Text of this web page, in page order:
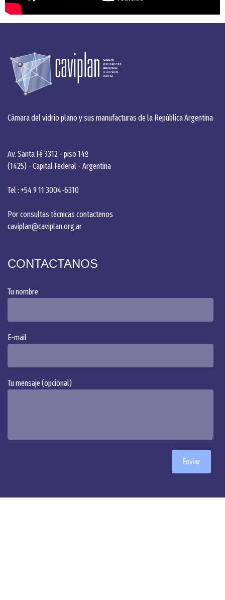
Cámara del vidrio plano y sus manufacturas de la República Argentina
Av. Santa Fé 3312 - piso 14º
(1425) - Capital Federal - Argentina
Tel : +54 9 11 3004-6310
Por consultas técnicas contactenos
caviplan@caviplan.org.ar
CONTACTANOS
Tu nombre
E-mail
Tu mensaje (opcional)
Alternative: